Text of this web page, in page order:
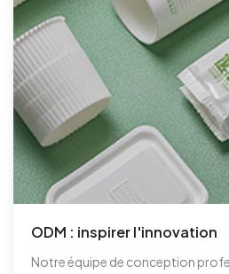
ODM : inspirer l'innovation
Notre équipe de conception